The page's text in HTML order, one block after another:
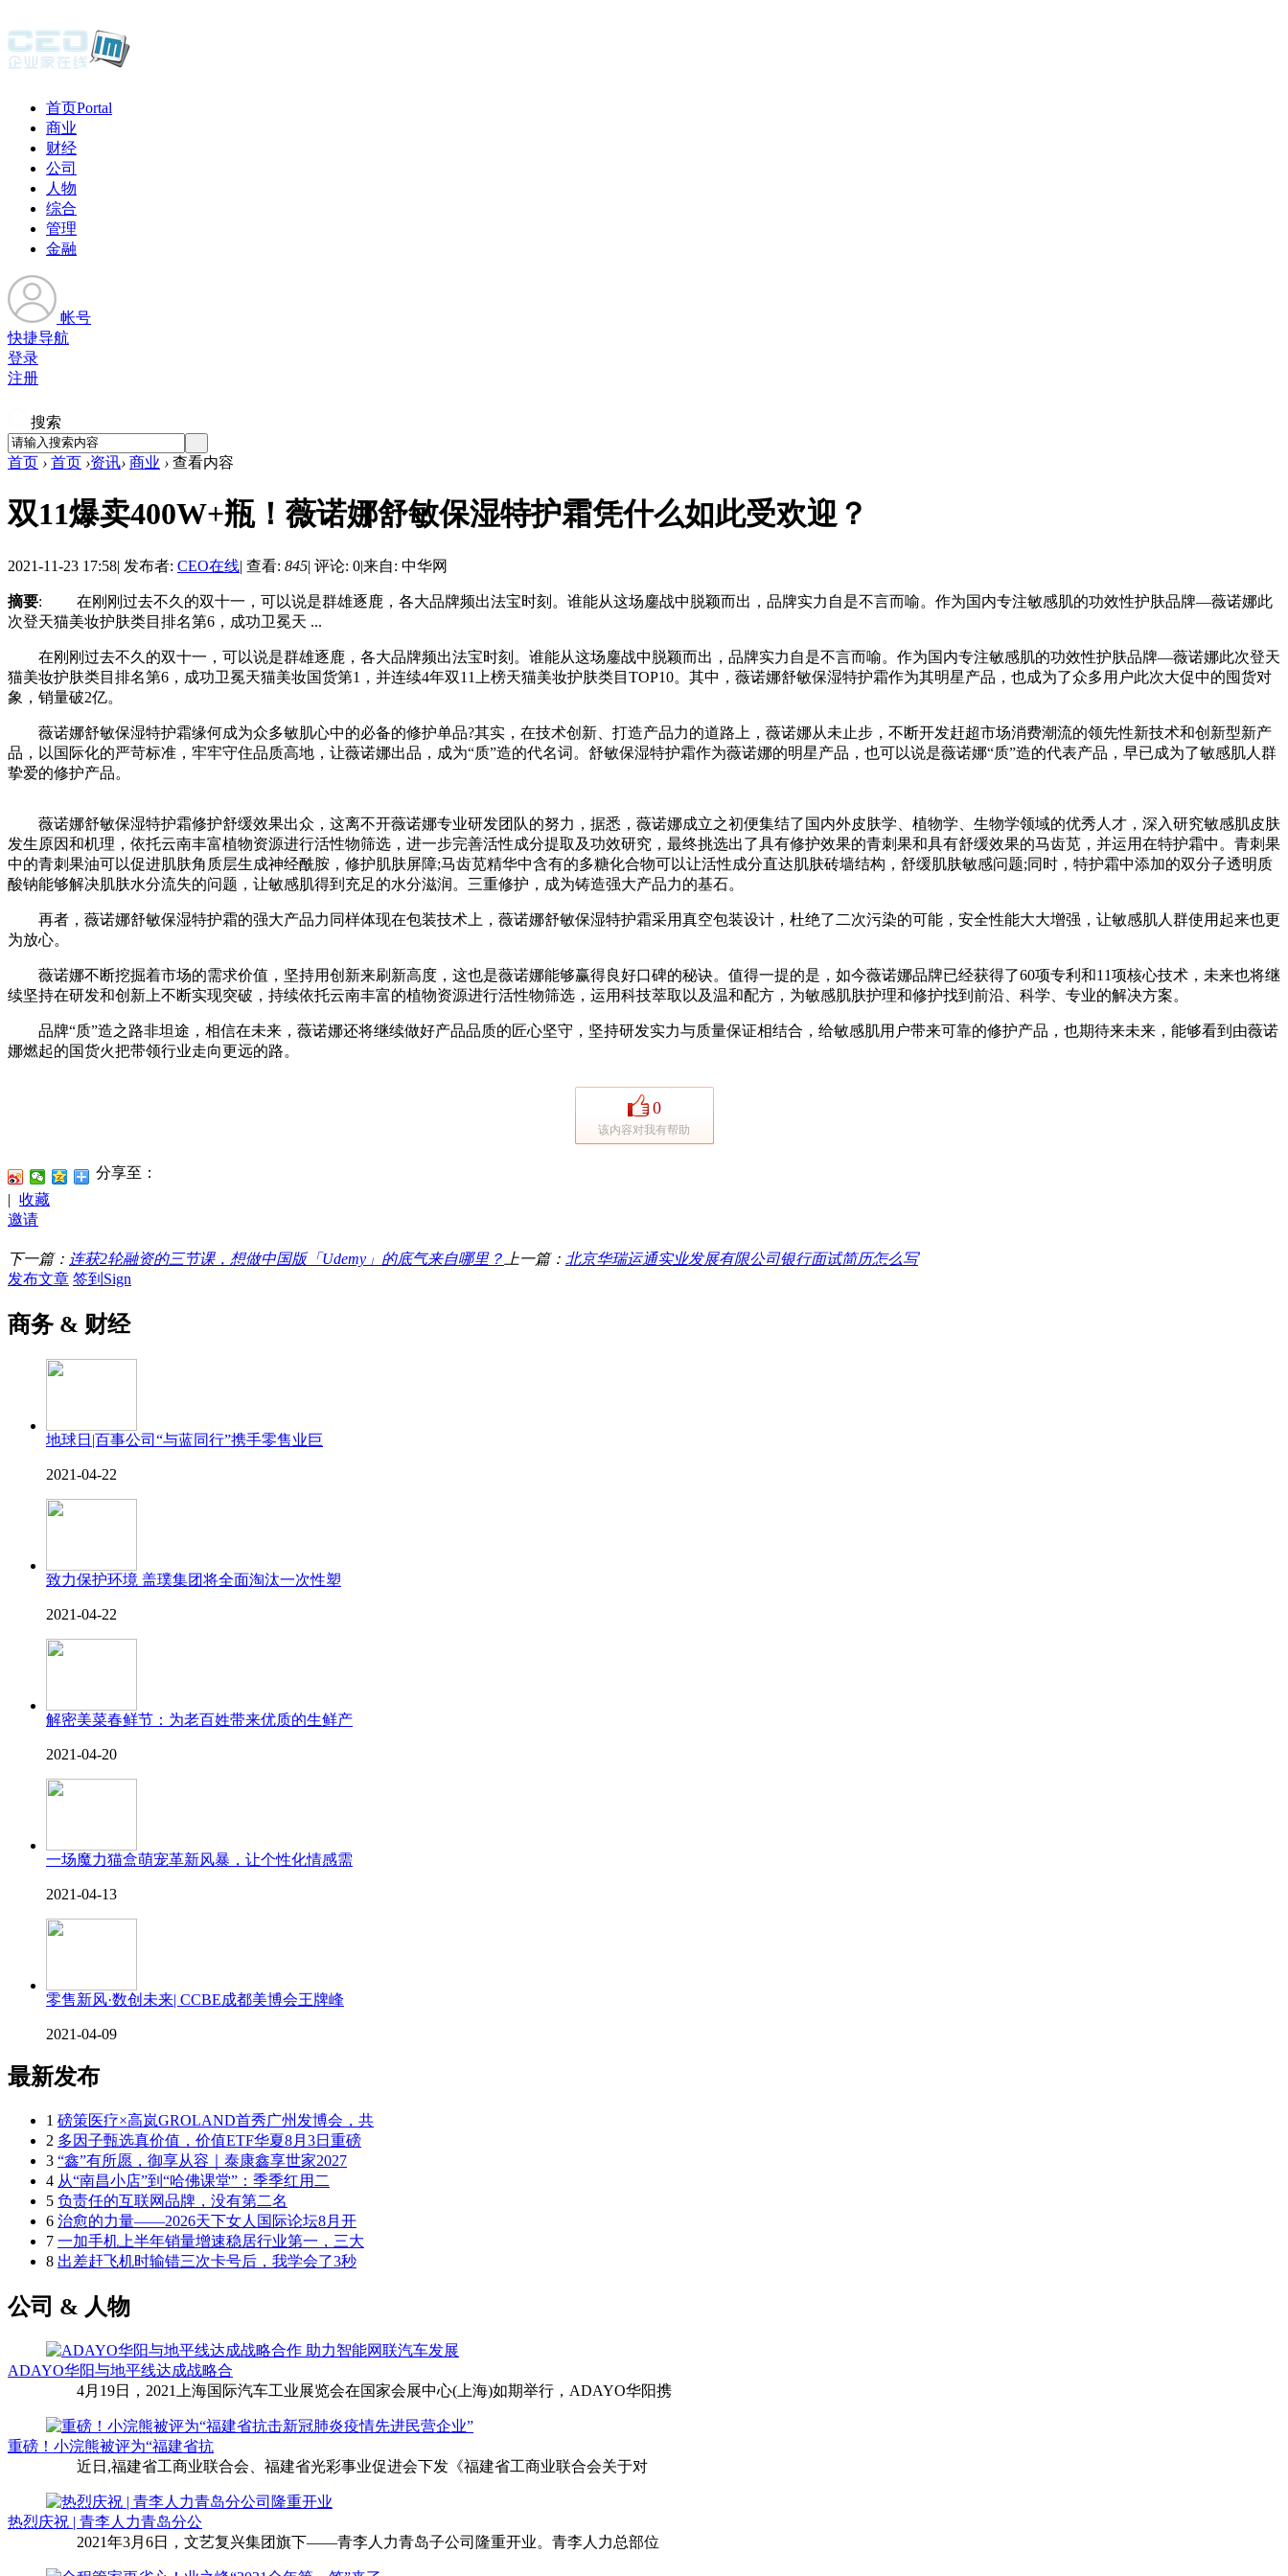
首页Portal
商业
财经
公司
人物
综合
管理
金融
帐号
快捷导航
登录
注册
搜索
首页 › 首页 ›资讯› 商业 › 查看内容
双11爆卖400W+瓶！薇诺娜舒敏保湿特护霜凭什么如此受欢迎？
2021-11-23 17:58| 发布者: CEO在线| 查看: 845| 评论: 0|来自: 中华网
摘要: 在刚刚过去不久的双十一，可以说是群雄逐鹿，各大品牌频出法宝时刻。谁能从这场鏖战中脱颖而出，品牌实力自是不言而喻。作为国内专注敏感肌的功效性护肤品牌—薇诺娜此
次登天猫美妆护肤类目排名第6，成功卫冕天 ...
在刚刚过去不久的双十一，可以说是群雄逐鹿，各大品牌频出法宝时刻。谁能从这场鏖战中脱颖而出，品牌实力自是不言而喻。作为国内专注敏感肌的功效性护肤品牌—薇诺娜此次登天
猫美妆护肤类目排名第6，成功卫冕天猫美妆国货第1，并连续4年双11上榜天猫美妆护肤类目TOP10。其中，薇诺娜舒敏保湿特护霜作为其明星产品，也成为了众多用户此次大促中的囤货对
象，销量破2亿。
薇诺娜舒敏保湿特护霜缘何成为众多敏肌心中的必备的修护单品?其实，在技术创新、打造产品力的道路上，薇诺娜从未止步，不断开发赶超市场消费潮流的领先性新技术和创新型新产
品，以国际化的严苛标准，牢牢守住品质高地，让薇诺娜出品，成为“质”造的代名词。舒敏保湿特护霜作为薇诺娜的明星产品，也可以说是薇诺娜“质”造的代表产品，早已成为了敏感肌人群
挚爱的修护产品。
薇诺娜舒敏保湿特护霜修护舒缓效果出众，这离不开薇诺娜专业研发团队的努力，据悉，薇诺娜成立之初便集结了国内外皮肤学、植物学、生物学领域的优秀人才，深入研究敏感肌皮肤
发生原因和机理，依托云南丰富植物资源进行活性物筛选，进一步完善活性成分提取及功效研究，最终挑选出了具有修护效果的青刺果和具有舒缓效果的马齿苋，并运用在特护霜中。青刺果
中的青刺果油可以促进肌肤角质层生成神经酰胺，修护肌肤屏障;马齿苋精华中含有的多糖化合物可以让活性成分直达肌肤砖墙结构，舒缓肌肤敏感问题;同时，特护霜中添加的双分子透明质
酸钠能够解决肌肤水分流失的问题，让敏感肌得到充足的水分滋润。三重修护，成为铸造强大产品力的基石。
再者，薇诺娜舒敏保湿特护霜的强大产品力同样体现在包装技术上，薇诺娜舒敏保湿特护霜采用真空包装设计，杜绝了二次污染的可能，安全性能大大增强，让敏感肌人群使用起来也更
为放心。
薇诺娜不断挖掘着市场的需求价值，坚持用创新来刷新高度，这也是薇诺娜能够赢得良好口碑的秘诀。值得一提的是，如今薇诺娜品牌已经获得了60项专利和11项核心技术，未来也将继
续坚持在研发和创新上不断实现突破，持续依托云南丰富的植物资源进行活性物筛选，运用科技萃取以及温和配方，为敏感肌肤护理和修护找到前沿、科学、专业的解决方案。
品牌“质”造之路非坦途，相信在未来，薇诺娜还将继续做好产品品质的匠心坚守，坚持研发实力与质量保证相结合，给敏感肌用户带来可靠的修护产品，也期待来未来，能够看到由薇诺
娜燃起的国货火把带领行业走向更远的路。
0
该内容对我有帮助
分享至：
| 收藏
邀请
下一篇： 连获2轮融资的三节课，想做中国版「Udemy」的底气来自哪里？ 上一篇： 北京华瑞运通实业发展有限公司银行面试简历怎么写
发布文章 签到Sign
商务 & 财经
地球日|百事公司“与蓝同行”携手零售业巨
2021-04-22
致力保护环境 盖璞集团将全面淘汰一次性塑
2021-04-22
解密美菜春鲜节：为老百姓带来优质的生鲜产
2021-04-20
一场魔力猫盒萌宠革新风暴，让个性化情感需
2021-04-13
零售新风·数创未来| CCBE成都美博会王牌峰
2021-04-09
最新发布
1 磅策医疗×高岚GROLAND首秀广州发博会，共
2 多因子甄选真价值，价值ETF华夏8月3日重磅
3 “鑫”有所愿，御享从容｜泰康鑫享世家2027
4 从“南昌小店”到“哈佛课堂”：季季红用二
5 负责任的互联网品牌，没有第二名
6 治愈的力量——2026天下女人国际论坛8月开
7 一加手机上半年销量增速稳居行业第一，三大
8 出差赶飞机时输错三次卡号后，我学会了3秒
公司 & 人物
ADAYO华阳与地平线达成战略合
4月19日，2021上海国际汽车工业展览会在国家会展中心(上海)如期举行，ADAYO华阳携
重磅！小浣熊被评为“福建省抗
近日,福建省工商业联合会、福建省光彩事业促进会下发《福建省工商业联合会关于对
热烈庆祝 | 青李人力青岛分公
2021年3月6日，文艺复兴集团旗下——青李人力青岛子公司隆重开业。青李人力总部位